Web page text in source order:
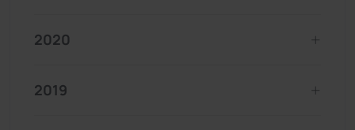
2020
2019